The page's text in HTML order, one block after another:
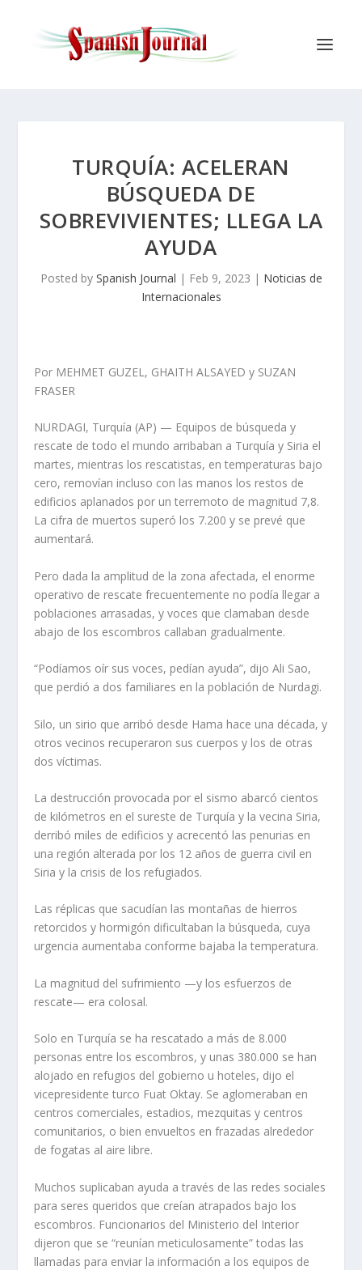
TURQUÍA: ACELERAN
BÚSQUEDA DE
SOBREVIVIENTES; LLEGA LA
AYUDA
Posted by Spanish Journal | Feb 9, 2023 | Noticias de
Internacionales
Por MEHMET GUZEL, GHAITH ALSAYED y SUZAN
FRASER
NURDAGI, Turquía (AP) — Equipos de búsqueda y
rescate de todo el mundo arribaban a Turquía y Siria el
martes, mientras los rescatistas, en temperaturas bajo
cero, removían incluso con las manos los restos de
edificios aplanados por un terremoto de magnitud 7,8.
La cifra de muertos superó los 7.200 y se prevé que
aumentará.
Pero dada la amplitud de la zona afectada, el enorme
operativo de rescate frecuentemente no podía llegar a
poblaciones arrasadas, y voces que clamaban desde
abajo de los escombros callaban gradualmente.
“Podíamos oír sus voces, pedían ayuda”, dijo Ali Sao,
que perdió a dos familiares en la población de Nurdagi.
Silo, un sirio que arribó desde Hama hace una década, y
otros vecinos recuperaron sus cuerpos y los de otras
dos víctimas.
La destrucción provocada por el sismo abarcó cientos
de kilómetros en el sureste de Turquía y la vecina Siria,
derribó miles de edificios y acrecentó las penurias en
una región alterada por los 12 años de guerra civil en
Siria y la crisis de los refugiados.
Las réplicas que sacudían las montañas de hierros
retorcidos y hormigón dificultaban la búsqueda, cuya
urgencia aumentaba conforme bajaba la temperatura.
La magnitud del sufrimiento —y los esfuerzos de
rescate— era colosal.
Solo en Turquía se ha rescatado a más de 8.000
personas entre los escombros, y unas 380.000 se han
alojado en refugios del gobierno u hoteles, dijo el
vicepresidente turco Fuat Oktay. Se aglomeraban en
centros comerciales, estadios, mezquitas y centros
comunitarios, o bien envueltos en frazadas alrededor
de fogatas al aire libre.
Muchos suplicaban ayuda a través de las redes sociales
para seres queridos que creían atrapados bajo los
escombros. Funcionarios del Ministerio del Interior
dijeron que se “reunían meticulosamente” todas las
llamadas para enviar la información a los equipos de